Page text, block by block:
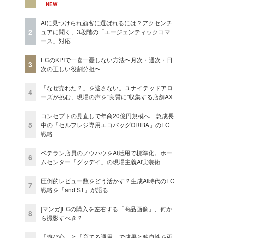
NEW
2
AIに見つけられ顧客に選ばれるには？アクセンチ
ュアに聞く、3段階の「エージェンティックコマ
ース」対応
3
ECのKPIで一喜一憂しない方法〜月次・週次・日
次の正しい役割分担〜
4
「なぜ売れた？」を逃さない。ユナイテッドアロ
ーズが挑む、現場の声を“良質に”収集する店舗AX
5
コンセプトの見直しで年商20億円規模へ 急成長
中の「セルフレジ専用エコバッグORIBA」のEC
戦略
6
ベテラン店員のノウハウをAI活用で標準化。ホー
ムセンター「グッデイ」の現場主義AI実装術
7
圧倒的レビュー数をどう活かす？生成AI時代のEC
戦略を「and ST」が語る
8
[マンガ]ECの購入を左右する「商品画像」、何か
ら撮影すべき？